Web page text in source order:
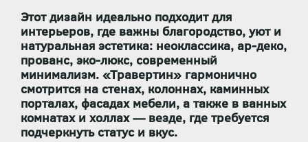
Этот дизайн идеально подходит для
интерьеров, где важны благородство, уют и
натуральная эстетика: неоклассика, ар-деко,
прованс, эко-люкс, современный
минимализм. «Травертин» гармонично
смотрится на стенах, колоннах, каминных
порталах, фасадах мебели, а также в ванных
комнатах и холлах — везде, где требуется
подчеркнуть статус и вкус.